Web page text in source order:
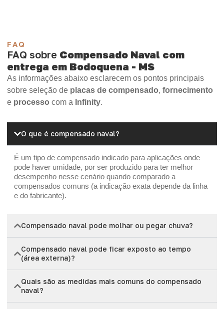
FAQ
FAQ sobre Compensado Naval com
entrega em Bodoquena - MS
As informações abaixo esclarecem os pontos principais
sobre seleção de placas de compensado, fornecimento
e processo com a Infinity.
O que é compensado naval?
É um tipo de compensado indicado para aplicações onde
pode haver umidade, por ser produzido para ter melhor
desempenho nesse cenário quando comparado a
compensados comuns (a indicação exata depende da linha
e do fabricante).
Compensado naval pode molhar ou pegar chuva?
Compensado naval pode ficar exposto ao tempo
(área externa)?
Quais são as medidas mais comuns do compensado
naval?